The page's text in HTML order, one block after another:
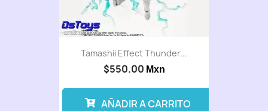
Tamashii Effect Thunder...
$550.00 Mxn
AÑADIR A CARRITO